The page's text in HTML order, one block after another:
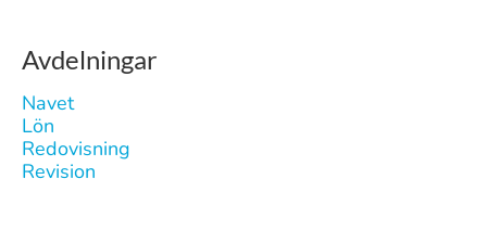
Avdelningar
Navet
Lön
Redovisning
Revision